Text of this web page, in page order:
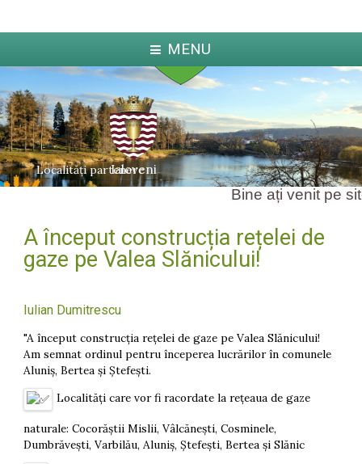
MENU
Localități partenere
Ialoveni
Bine ați venit pe
A început construcția rețelei de
gaze pe Valea Slănicului!
Iulian Dumitrescu
"A început construcția rețelei de gaze pe Valea Slănicului!
Am semnat ordinul pentru începerea lucrărilor în comunele
Aluniş, Bertea şi Ştefeşti.
Localități care vor fi racordate la rețeaua de gaze
naturale: Cocorăștii Mislii, Vâlcănești, Cosminele,
Dumbrăvești, Varbilău, Aluniș, Ștefești, Bertea și Slănic